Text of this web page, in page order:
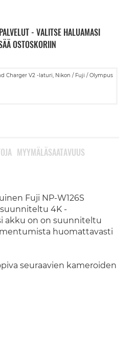
- VALITSE HALUAMASI
OSTOSKORIIN
Charger V2 -laturi, Nikon / Fuji / Olympus
Fuji NP-W126S
4K -
akku on on suunniteltu
huomattavasti
seuraavien kameroiden
MYYMÄLÄSAATAVUUS